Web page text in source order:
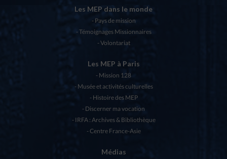
Les MEP dans le monde
Pays de mission
Témoignages Missionnaires
Volontariat
Les MEP à Paris
Mission 128
Musée et activités culturelles
Histoire des MEP
Discerner ma vocation
IRFA : Archives & Bibliothèque
Centre France-Asie
Médias